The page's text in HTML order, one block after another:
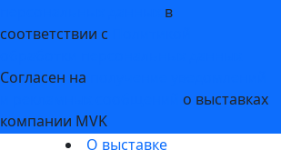
в
соответствии с
Согласен на
о выставках
компании MVK
О выставке